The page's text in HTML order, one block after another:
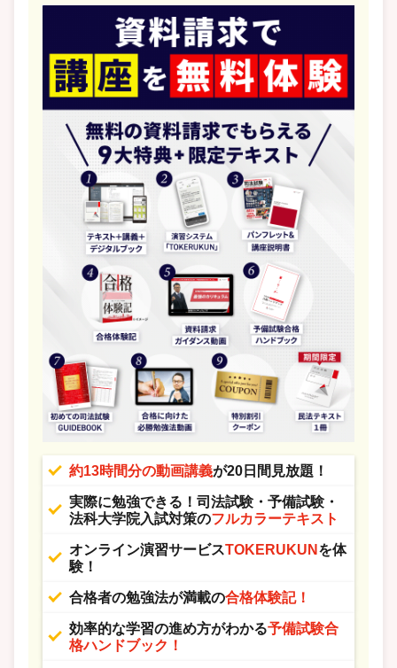
約13時間分の動画講義が20日間見放題！
実際に勉強できる！司法試験・予備試験・
法科大学院入試対策のフルカラーテキスト
オンライン演習サービスTOKERUKUN を体
験！
合格者の勉強法が満載の合格体験記！
効率的な学習の進め方がわかる予備試験合
格ハンドブック！